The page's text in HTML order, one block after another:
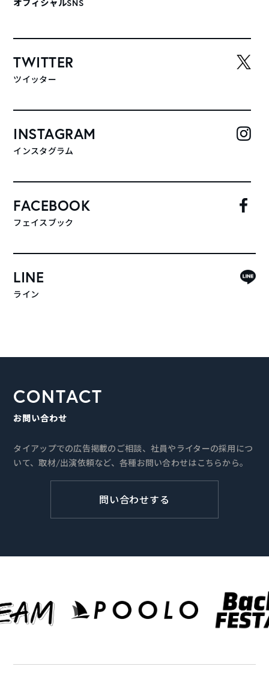
オフィシャルSNS
TWITTER
ツイッター
INSTAGRAM
インスタグラム
FACEBOOK
フェイスブック
LINE
ライン
CONTACT
お問い合わせ
タイアップでの広告掲載のご相談、社員やライターの採用につ
いて、取材/出演依頼など、各種お問い合わせはこちらから。
問い合わせする